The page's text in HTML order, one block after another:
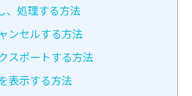
、処理する方法
ンセルする方法
スポートする方法
表示する方法